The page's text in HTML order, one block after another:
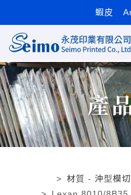
蝦皮
產
材質 - 沖型模